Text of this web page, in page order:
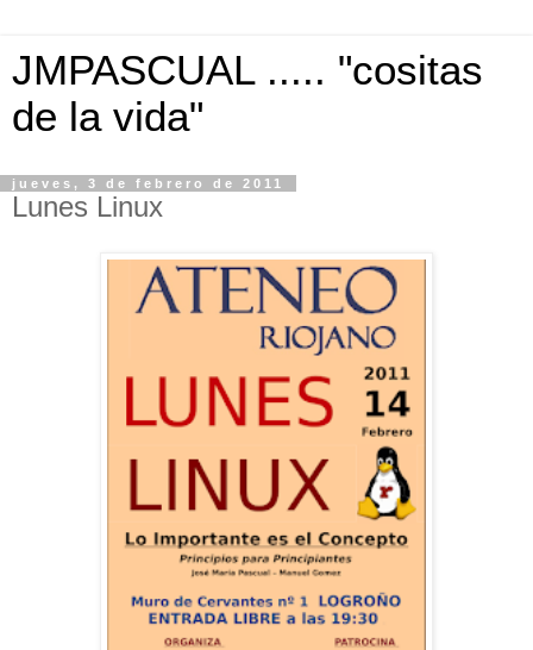
JMPASCUAL ..... "cositas
de la vida"
jueves, 3 de febrero de 2011
Lunes Linux